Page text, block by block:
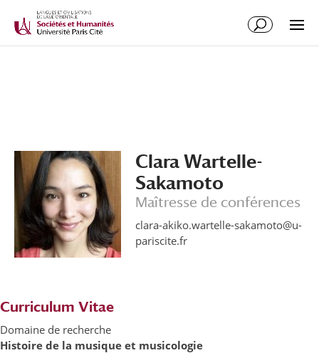
Clara Wartelle-
Sakamoto
Maîtresse de conférences
clara-akiko.wartelle-sakamoto@u-
pariscite.fr
Curriculum Vitae
Domaine de recherche
Histoire de la musique et musicologie